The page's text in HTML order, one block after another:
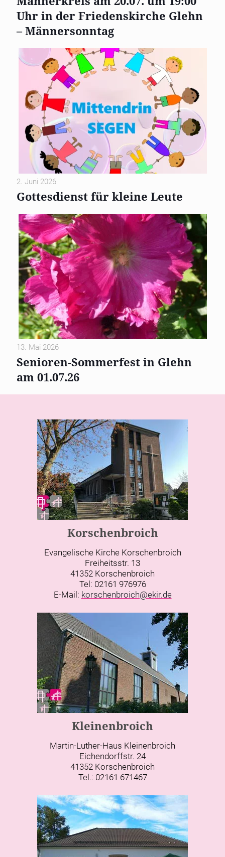
Uhr in der Friedenskirche Glehn
– Männersonntag
2. Juni 2026
Gottesdienst für kleine Leute
13. Mai 2026
Senioren-Sommerfest in Glehn
am 01.07.26
Korschenbroich
Evangelische Kirche Korschenbroich
Freiheitsstr. 13
41352 Korschenbroich
Tel: 02161 976976
E-Mail: korschenbroich@ekir.de
Kleinenbroich
Martin-Luther-Haus Kleinenbroich
Eichendorffstr. 24
41352 Korschenbroich
Tel.: 02161 671467